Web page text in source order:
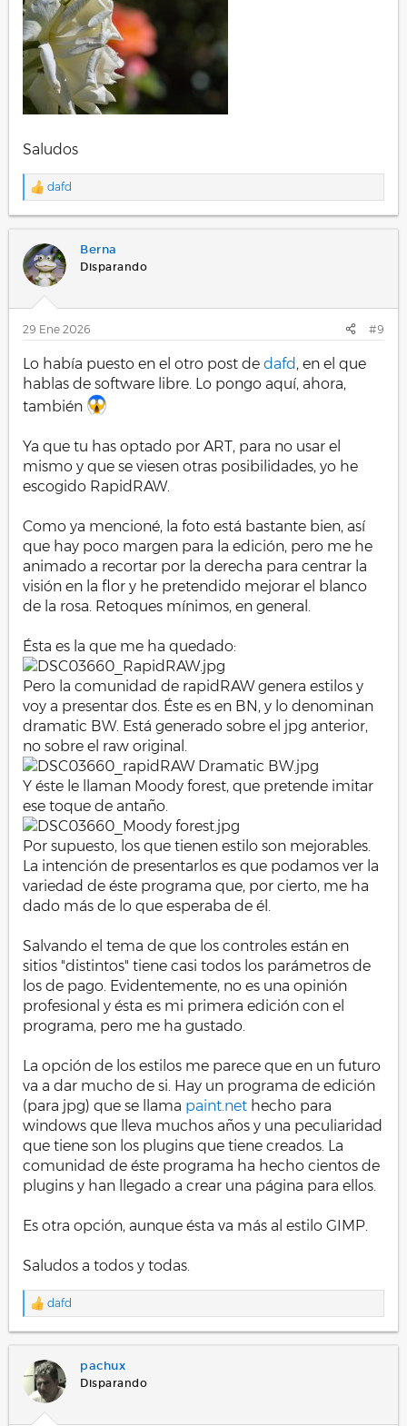
Saludos
R
a
c
i
o
e
s
:
dafd
Berna
Disparando
29 Ene 2026 #9
Lo había puesto en el otro post de dafd, en el que
hablas de software libre. Lo pongo aquí, ahora,
también
Ya que tu has optado por ART, para no usar el
mismo y que se viesen otras posibilidades, yo he
escogido RapidRAW.
Como ya mencioné, la foto está bastante bien, así
que hay poco margen para la edición, pero me he
animado a recortar por la derecha para centrar la
visión en la flor y he pretendido mejorar el blanco
de la rosa. Retoques mínimos, en general.
Ésta es la que me ha quedado:
Pero la comunidad de rapidRAW genera estilos y
voy a presentar dos. Éste es en BN, y lo denominan
dramatic BW. Está generado sobre el jpg anterior,
no sobre el raw original.
Y éste le llaman Moody forest, que pretende imitar
ese toque de antaño.
Por supuesto, los que tienen estilo son mejorables.
La intención de presentarlos es que podamos ver la
variedad de éste programa que, por cierto, me ha
dado más de lo que esperaba de él.
Salvando el tema de que los controles están en
sitios "distintos" tiene casi todos los parámetros de
los de pago. Evidentemente, no es una opinión
profesional y ésta es mi primera edición con el
programa, pero me ha gustado.
La opción de los estilos me parece que en un futuro
va a dar mucho de si. Hay un programa de edición
(para jpg) que se llama paint.net hecho para
windows que lleva muchos años y una peculiaridad
que tiene son los plugins que tiene creados. La
comunidad de éste programa ha hecho cientos de
plugins y han llegado a crear una página para ellos.
Es otra opción, aunque ésta va más al estilo GIMP.
Saludos a todos y todas.
R
a
c
i
o
dafd
pachux
Disparando